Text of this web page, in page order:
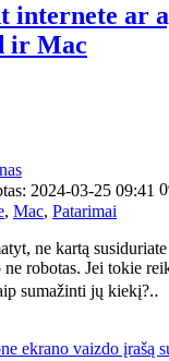
internete ar
ir Mac
, Mac, Patarimai
ne kartą
ne robotas. Jei tokie
sumažinti jų kiekį?‥